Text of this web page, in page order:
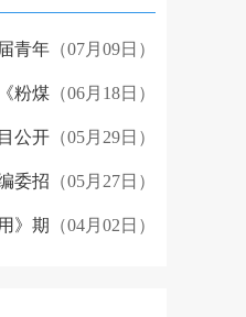
青年 （07月09日）
粉煤 （06月18日）
公开 （05月29日）
委招 （05月27日）
》期 （04月02日）